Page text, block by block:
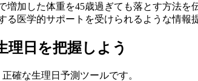
増加した体重を45歳過ぎても落とす方法を
る医学的サポートを受けられるような情報
理日を把握しよう
確な生理日予測ツールです。